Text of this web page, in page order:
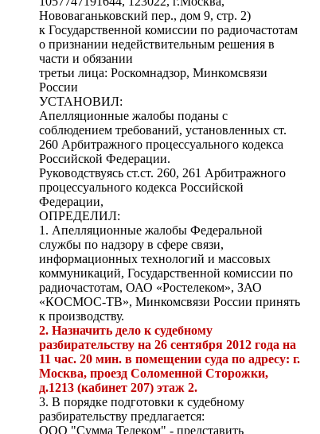
Нововаганьковский пер., дом 9, стр. 2)
к Государственной комиссии по радиочастотам
о признании недействительным решения в
части и обязании
третьи лица: Роскомнадзор, Минкомсвязи
России
УСТАНОВИЛ:
Апелляционные жалобы поданы с
соблюдением требований, установленных ст.
260 Арбитражного процессуального кодекса
Российской Федерации.
Руководствуясь ст.ст. 260, 261 Арбитражного
процессуального кодекса Российской
Федерации,
ОПРЕДЕЛИЛ:
1. Апелляционные жалобы Федеральной
службы по надзору в сфере связи,
информационных технологий и массовых
коммуникаций, Государственной комиссии по
радиочастотам, ОАО «Ростелеком», ЗАО
«КОСМОС-ТВ», Минкомсвязи России принять
к производству.
2. Назначить дело к судебному
разбирательству на 26 сентября 2012 года на
11 час. 20 мин. в помещении суда по адресу: г.
Москва, проезд Соломенной Сторожки,
д.1213 (кабинет 207) этаж 2.
3. В порядке подготовки к судебному
разбирательству предлагается:
ООО "Сумма Телеком" - представить